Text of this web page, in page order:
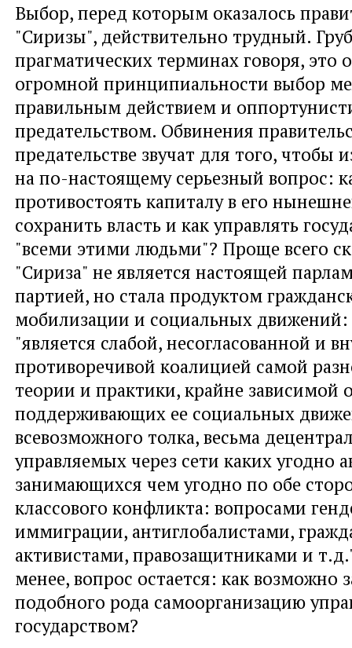
Выбор, перед которым оказалось
"Сиризы", действительно трудный.
прагматических терминах говоря, это
огромной принципиальности выбор
правильным действием и
предательством. Обвинения
предательстве звучат для того, чтобы
на по-настоящему серьезный вопрос:
противостоять капиталу в его
сохранить власть и как управлять
"всеми этими людьми"? Проще всего
"Сириза" не является настоящей
партией, но стала продуктом
мобилизации и социальных движений:
"является слабой, несогласованной и
противоречивой коалицией самой
теории и практики, крайне зависимой
поддерживающих ее социальных
всевозможного толка, весьма
управляемых через сети каких угодно
занимающихся чем угодно по обе
классового конфликта: вопросами
иммиграции, антиглобалистами,
активистами, правозащитниками и
менее, вопрос остается: как возможно
подобного рода самоорганизацию
государством?